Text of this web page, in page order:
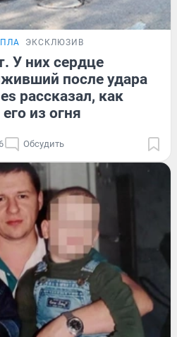
ЭКСКЛЮЗИВ
У них сердце
после удара
рассказал, как
из огня
Обсудить